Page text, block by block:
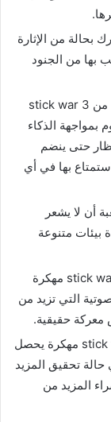
بحالة من الإثارة
بها من الجنود
يتوفر في النسخة المهكرة من stick war 3
الذكاء
حتى ينضم
بها في أي
أن لا يشعر
بيئات متنوعة
من أفضل مميزات stick war 3 مهكرة
التي تزيد من
معركة حقيقية.
بعد القيام بـ تنزيل stick war 3 مهكرة يحصل
تحقيق المزيد
المزيد من